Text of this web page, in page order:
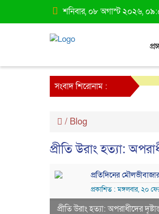
শনিবার, ০৮ অগাস্ট ২০২৬,
সংবাদ শিরোনাম :
/ Blog
প্রীতি উরাং হত্যা:
প্রতিদিনের
প্রকাশিত : মঙ্গলবার, ২০
প্রীতি উরাং হত্যা: অপরাধীদের